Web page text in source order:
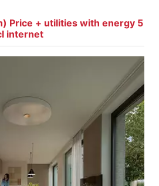
Price + utilities with energy 5
internet